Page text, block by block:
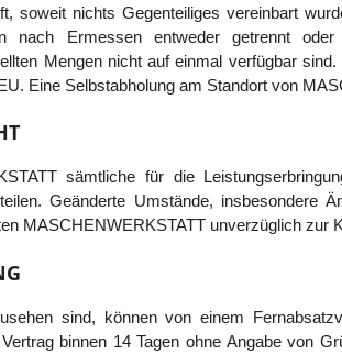
soweit nichts Gegenteiliges vereinbart
nach Ermessen entweder getrennt
Mengen nicht auf einmal verfügbar
Eine Selbstabholung am Standort von
sämtliche für die
Geänderte Umstände, insbesondere
MASCHENWERKSTATT unverzüglich zur
sind, können von einem
binnen 14 Tagen ohne Angabe von